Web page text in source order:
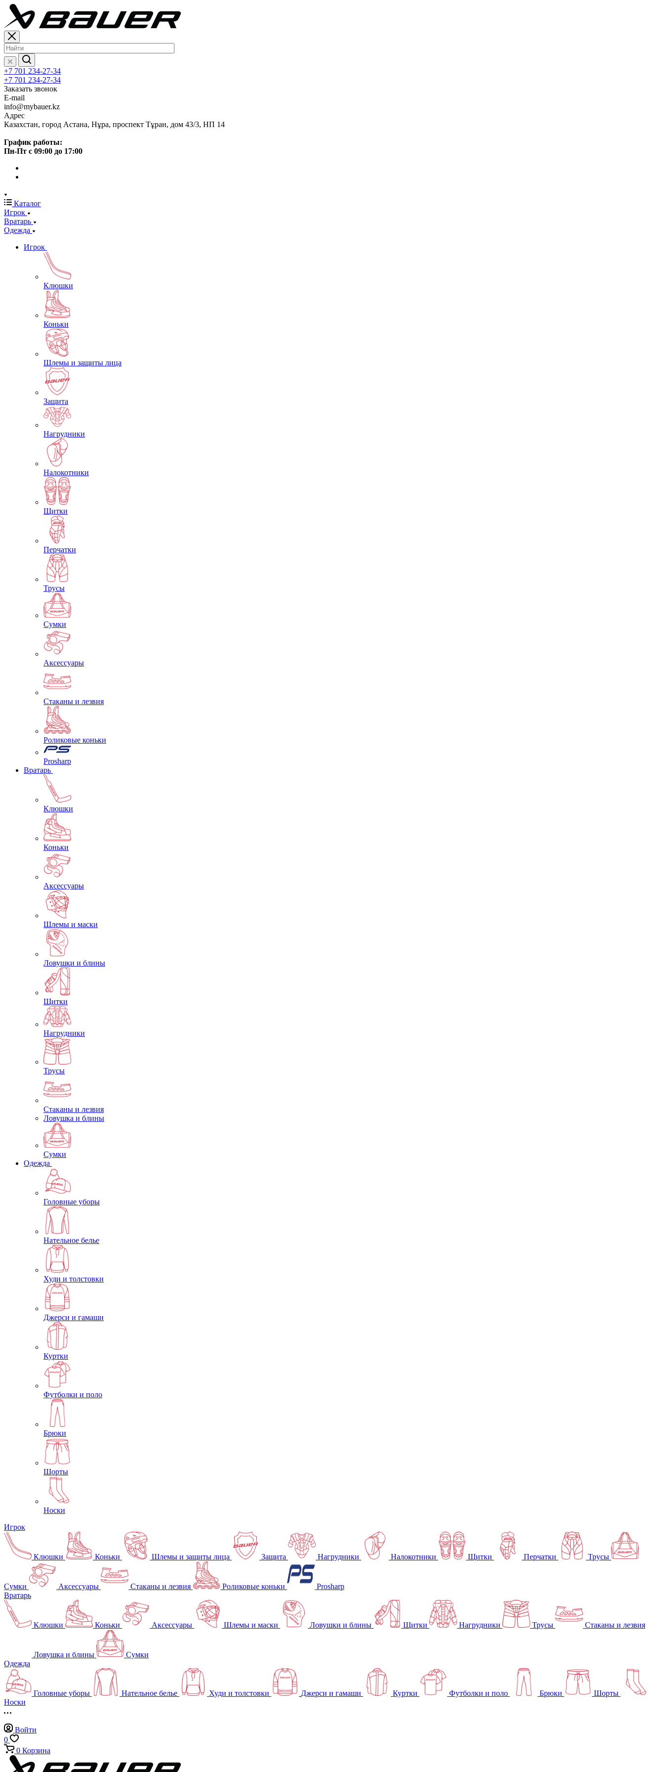
+7 701 234-27-34
+7 701 234-27-34
Заказать звонок
E-mail
info@mybauer.kz
Адрес
Казахстан, город Астана, Нұра, проспект Тұран, дом 43/3, НП 14
График работы:
Пн-Пт с 09:00 до 17:00
Каталог
Игрок
Вратарь
Одежда
Игрок
Клюшки
Коньки
Шлемы и защиты лица
Защита
Нагрудники
Налокотники
Щитки
Перчатки
Трусы
Сумки
Аксессуары
Стаканы и лезвия
Роликовые коньки
Prosharp
Вратарь
Клюшки
Коньки
Аксессуары
Шлемы и маски
Ловушки и блины
Щитки
Нагрудники
Трусы
Стаканы и лезвия
Ловушка и блины
Сумки
Одежда
Головные уборы
Нательное белье
Худи и толстовки
Джерси и гамаши
Куртки
Футболки и поло
Брюки
Шорты
Носки
Игрок
Клюшки Коньки Шлемы и защиты лица Защита Нагрудники Налокотники Щитки Перчатки Трусы
Сумки Аксессуары Стаканы и лезвия Роликовые коньки
Prosharp
Вратарь
Клюшки Коньки Аксессуары Шлемы и маски Ловушки и блины Щитки Нагрудники Трусы Стаканы и лезвия
Ловушка и блины
Сумки
Одежда
Головные уборы Нательное белье Худи и толстовки Джерси и гамаши Куртки Футболки и поло Брюки
Шорты
Носки
Войти
0
0 Корзина